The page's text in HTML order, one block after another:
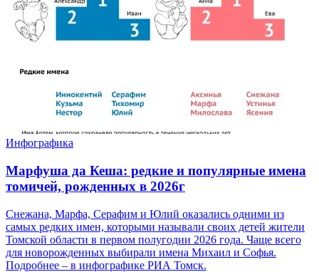
Инфографика
Марфуша да Кеша: редкие и популярные имена
томичей, рожденных в 2026г
Снежана, Марфа, Серафим и Юлий оказались одними из
самых редких имен, которыми называли своих детей жители
Томской области в первом полугодии 2026 года. Чаще всего
для новорожденных выбирали имена Михаил и Софья.
Подробнее – в инфографике РИА Томск.